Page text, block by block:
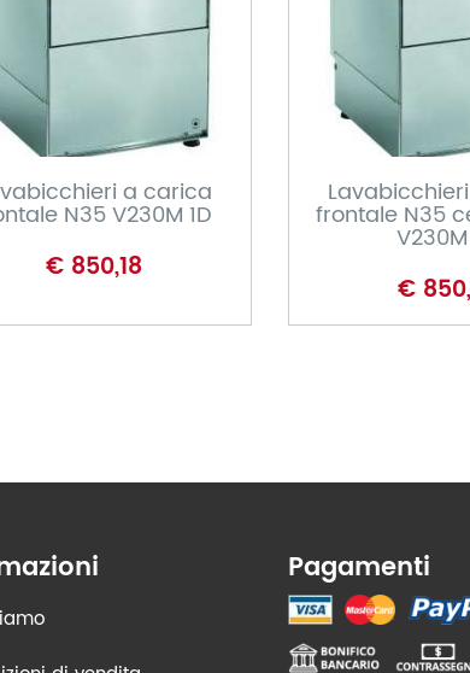
CARRELLO
a carica
N35 V230M 1D
€ 850,18
CARRELLO
frontale N35
V230M
€
Pagamenti